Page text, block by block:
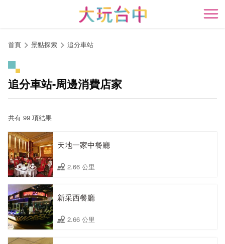
開
首頁 景點探索 追分車站
追分車站-周邊消費店家
共有 99 項結果
天地一家中餐廳
2.66 公里
新采西餐廳
2.66 公里